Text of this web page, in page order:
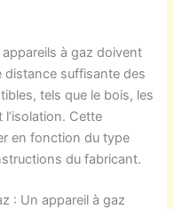
à gaz doivent
distance suffisante des
tels que le bois, les
Cette
en fonction du type
du fabricant.
: Un appareil à gaz